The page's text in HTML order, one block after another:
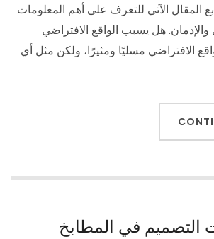
المقال الآتي للتعرف على أهم المعلومات
والإدمان. هل يسبب الواقع الافتراضي
الافتراضي مسليًا ومثيرًا، ولكن مثل أي
التصميم في المطابخ